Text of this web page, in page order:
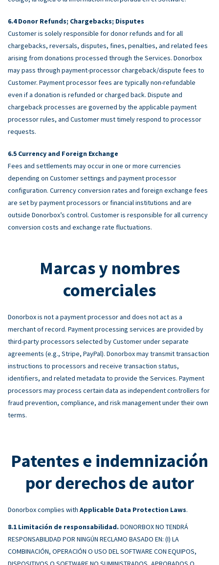
Donor Refunds; Chargebacks; Disputes
Customer is solely responsible for donor refunds and for all
chargebacks, reversals, disputes, fines, penalties, and related fees
arising from donations processed through the Services. Donorbox
may pass through payment-processor chargeback/dispute fees to
Customer. Payment processor fees are typically non-refundable
even if a donation is refunded or charged back. Dispute and
chargeback processes are governed by the applicable payment
processor rules, and Customer must timely respond to processor
requests.
Currency and Foreign Exchange
Fees and settlements may occur in one or more currencies
depending on Customer settings and payment processor
configuration. Currency conversion rates and foreign exchange fees
are set by payment processors or financial institutions and are
outside Donorbox’s control. Customer is responsible for all currency
conversion costs and exchange rate fluctuations.
Marcas y nombres
comerciales
Donorbox is not a payment processor and does not act as a
merchant of record. Payment processing services are provided by
third-party processors selected by Customer under separate
agreements (e.g., Stripe, PayPal). Donorbox may transmit transaction
instructions to processors and receive transaction status,
identifiers, and related metadata to provide the Services. Payment
processors may process certain data as independent controllers for
fraud prevention, compliance, and risk management under their own
terms.
Patentes e indemnización
por derechos de autor
Donorbox complies with Applicable Data Protection Laws.
Limitación de responsabilidad. DONORBOX NO TENDRÁ
RESPONSABILIDAD POR NINGÚN RECLAMO BASADO EN: (I) LA
COMBINACIÓN, OPERACIÓN O USO DEL SOFTWARE CON EQUIPOS,